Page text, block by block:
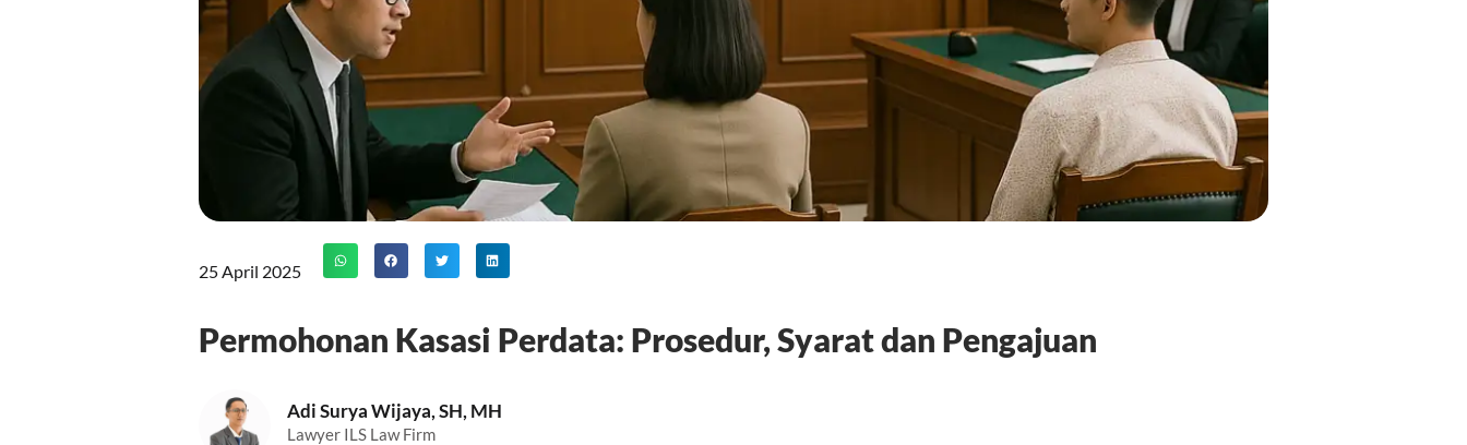
25 April 2025
Permohonan Kasasi Perdata: Prosedur, Syarat dan Pengajuan
Adi Surya Wijaya, SH, MH
Lawyer ILS Law Firm